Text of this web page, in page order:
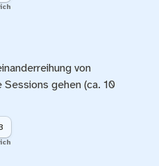
von
gehen (ca. 10